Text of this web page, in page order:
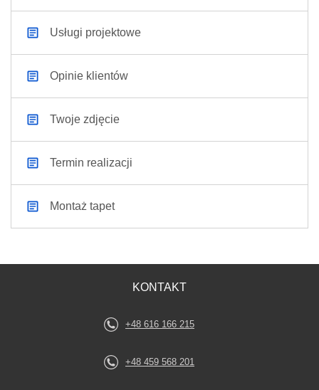
Usługi projektowe
Opinie klientów
Twoje zdjęcie
Termin realizacji
Montaż tapet
KONTAKT
+48 616 166 215
+48 459 568 201